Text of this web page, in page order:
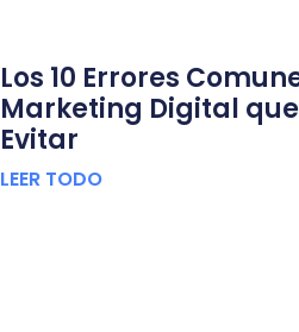
Los 10 Errores
Marketing Digital
Evitar
LEER TODO